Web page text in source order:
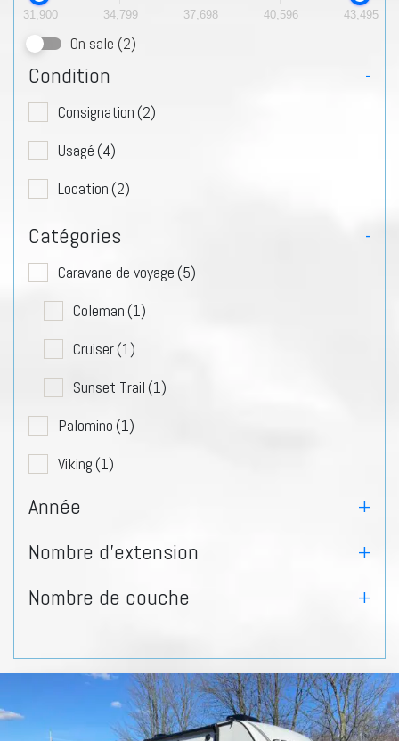
31,900 34,799 37,698 40,596 43,495
On sale (2)
Condition -
Consignation (2)
Usagé (4)
Location(2)
Catégories -
Caravane de voyage(5)
Coleman(1)
Cruiser(1)
Sunset Trail(1)
Palomino (1)
Viking (1)
Année
+
Nombre d'extension
+
Nombre de couche
+